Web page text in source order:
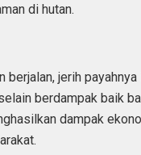
di hutan.
berjalan, jerih payahnya
berdampak baik
dampak